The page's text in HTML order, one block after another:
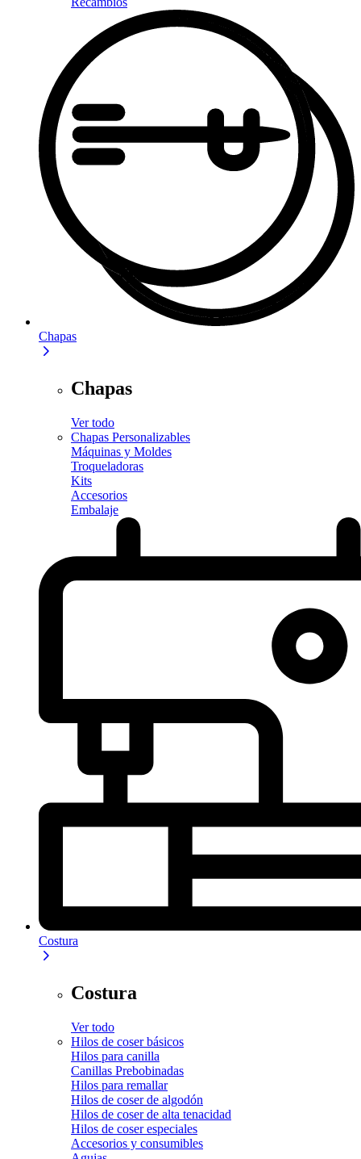
Chapas
Chapas
Ver todo
Chapas Personalizables
Máquinas y Moldes
Troqueladoras
Kits
Accesorios
Embalaje
Costura
Costura
Ver todo
Hilos de coser básicos
Hilos para canilla
Canillas Prebobinadas
Hilos para remallar
Hilos de coser de algodón
Hilos de coser de alta tenacidad
Hilos de coser especiales
Accesorios y consumibles